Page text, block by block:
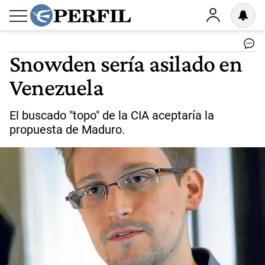
Snowden sería asilado en
Venezuela
El buscado "topo" de la CIA aceptaría la
propuesta de Maduro.